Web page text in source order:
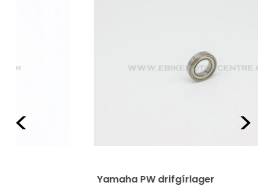
Yamaha PW drifgírlager